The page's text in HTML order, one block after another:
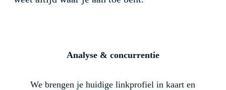
Analyse & concurrentie
We brengen je huidige linkprofiel in kaart en